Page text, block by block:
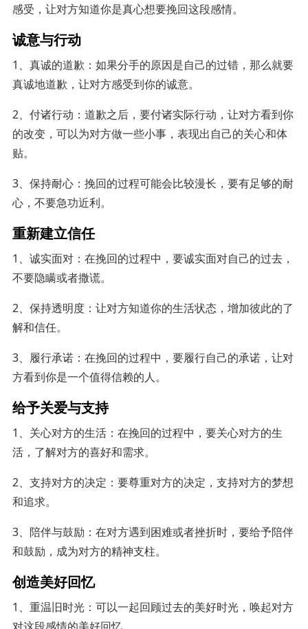
感受，让对方知道你是真心想要挽回这段感情。
诚意与行动
1、真诚的道歉：如果分手的原因是自己的过错，那么就要
真诚地道歉，让对方感受到你的诚意。
2、付诸行动：道歉之后，要付诸实际行动，让对方看到你
的改变，可以为对方做一些小事，表现出自己的关心和体
贴。
3、保持耐心：挽回的过程可能会比较漫长，要有足够的耐
心，不要急功近利。
重新建立信任
1、诚实面对：在挽回的过程中，要诚实面对自己的过去，
不要隐瞒或者撒谎。
2、保持透明度：让对方知道你的生活状态，增加彼此的了
解和信任。
3、履行承诺：在挽回的过程中，要履行自己的承诺，让对
方看到你是一个值得信赖的人。
给予关爱与支持
1、关心对方的生活：在挽回的过程中，要关心对方的生
活，了解对方的喜好和需求。
2、支持对方的决定：要尊重对方的决定，支持对方的梦想
和追求。
3、陪伴与鼓励：在对方遇到困难或者挫折时，要给予陪伴
和鼓励，成为对方的精神支柱。
创造美好回忆
1、重温旧时光：可以一起回顾过去的美好时光，唤起对方